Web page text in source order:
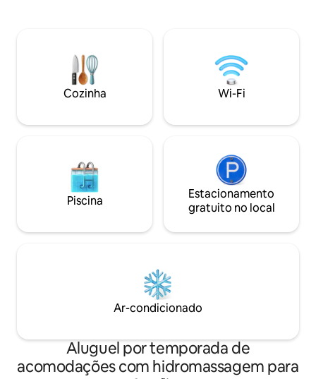
poucos passos de
parques e bares. Descubra o caráter
peculiar e os
Belmont-
Cozinha Wi-Fi
Piscina
Estacionamento
gratuito no local
Ar-condicionado
Aluguel por temporada de
acomodações com hidromassagem para